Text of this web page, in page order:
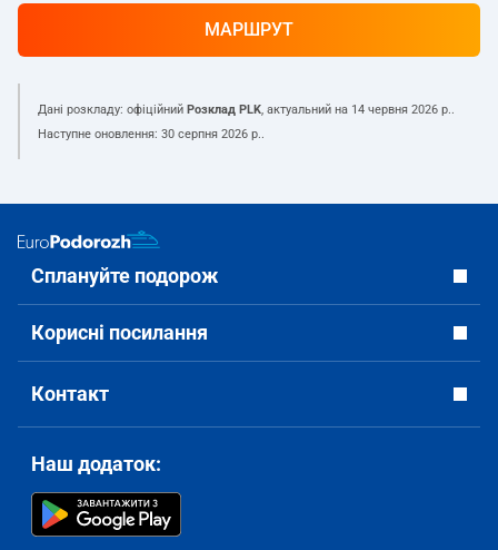
МАРШРУТ
Дані розкладу: офіційний Розклад PLK, актуальний на 14 червня 2026 р..
Наступне оновлення: 30 серпня 2026 р..
Сплануйте подорож
Корисні посилання
Контакт
Наш додаток: